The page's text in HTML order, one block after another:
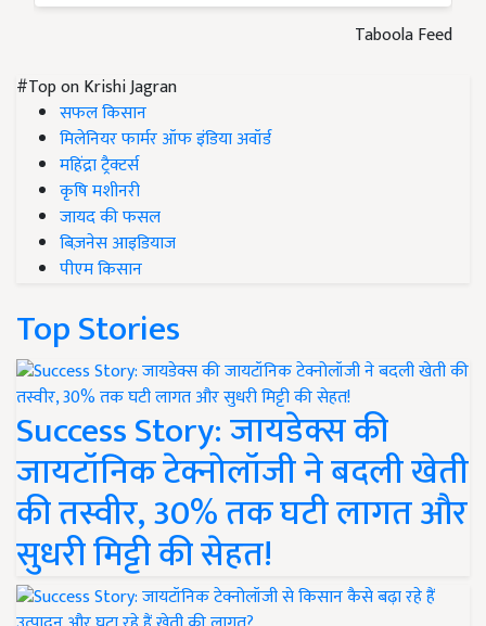
Taboola Feed
#Top on Krishi Jagran
सफल किसान
मिलेनियर फार्मर ऑफ इंडिया अवॉर्ड
महिंद्रा ट्रैक्टर्स
कृषि मशीनरी
जायद की फसल
बिज़नेस आइडियाज
पीएम किसान
Top Stories
Success Story: जायडेक्स की
जायटॉनिक टेक्नोलॉजी ने बदली खेती
की तस्वीर, 30% तक घटी लागत और
सुधरी मिट्टी की सेहत!